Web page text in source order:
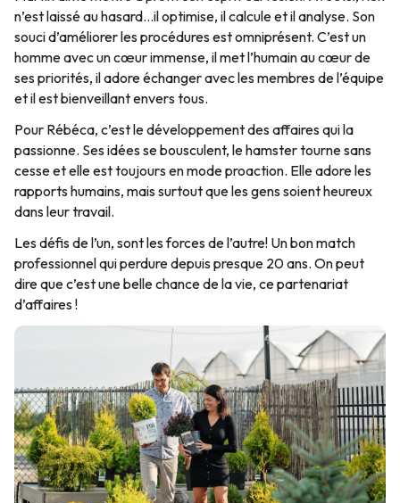
n’est laissé au hasard…il optimise, il calcule et il analyse. Son
souci d’améliorer les procédures est omniprésent. C’est un
homme avec un cœur immense, il met l’humain au cœur de
ses priorités, il adore échanger avec les membres de l’équipe
et il est bienveillant envers tous.
Pour Rébéca, c’est le développement des affaires qui la
passionne. Ses idées se bousculent, le hamster tourne sans
cesse et elle est toujours en mode proaction. Elle adore les
rapports humains, mais surtout que les gens soient heureux
dans leur travail.
Les défis de l’un, sont les forces de l’autre! Un bon match
professionnel qui perdure depuis presque 20 ans. On peut
dire que c’est une belle chance de la vie, ce partenariat
d’affaires !